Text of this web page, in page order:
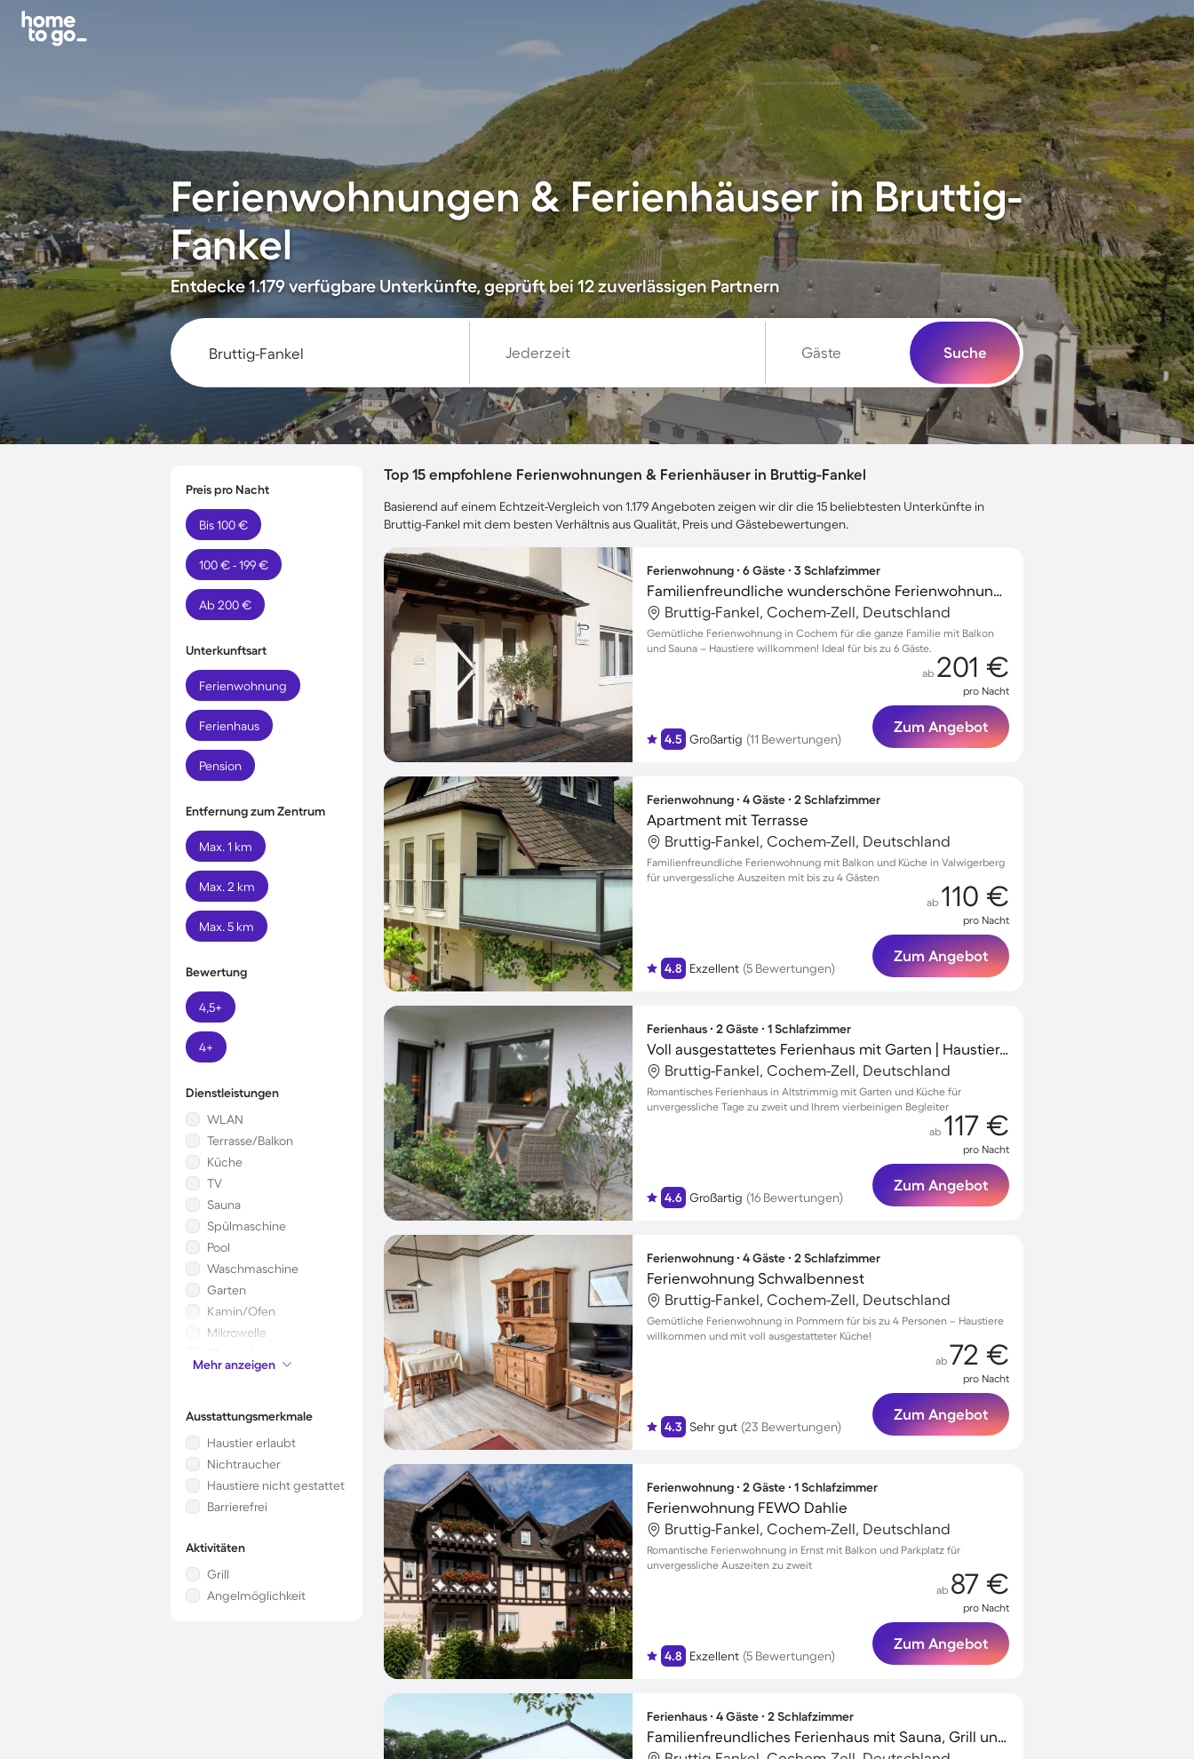
Ferienwohnungen & Ferienhäuser in Bruttig-
Fankel
Entdecke 1.179 verfügbare Unterkünfte, geprüft bei 12 zuverlässigen Partnern
Jederzeit Gäste Suche
Preis pro Nacht
Bis 100 €
100 € - 199 €
Ab 200 €
Unterkunftsart
Ferienwohnung
Ferienhaus
Pension
Entfernung zum Zentrum
Max. 1 km
Max. 2 km
Max. 5 km
Bewertung
4,5+
4+
Dienstleistungen
WLAN
Terrasse/Balkon
Küche
TV
Sauna
Spülmaschine
Pool
Waschmaschine
Garten
Kamin/Ofen
Mikrowelle
Klimaanlage
Kinderbett
Mehr anzeigen
Ausstattungsmerkmale
Haustier erlaubt
Nichtraucher
Haustiere nicht gestattet
Barrierefrei
Aktivitäten
Grill
Angelmöglichkeit
Top 15 empfohlene Ferienwohnungen & Ferienhäuser in Bruttig-Fankel
Basierend auf einem Echtzeit-Vergleich von 1.179 Angeboten zeigen wir dir die 15 beliebtesten Unterkünfte in
Bruttig-Fankel mit dem besten Verhältnis aus Qualität, Preis und Gästebewertungen.
Ferienwohnung ∙ 6 Gäste ∙ 3 Schlafzimmer
Familienfreundliche wunderschöne Ferienwohnung mit Sauna | Gartenblick | Hunde erlaubt
Bruttig-Fankel, Cochem-Zell, Deutschland
Gemütliche Ferienwohnung in Cochem für die ganze Familie mit Balkon
und Sauna – Haustiere willkommen! Ideal für bis zu 6 Gäste.
4.5 Großartig (11 Bewertungen)
ab 201 €
pro Nacht
Zum Angebot
Ferienwohnung ∙ 4 Gäste ∙ 2 Schlafzimmer
Apartment mit Terrasse
Bruttig-Fankel, Cochem-Zell, Deutschland
Familienfreundliche Ferienwohnung mit Balkon und Küche in Valwigerberg
für unvergessliche Auszeiten mit bis zu 4 Gästen
4.8 Exzellent (5 Bewertungen)
ab 110 €
pro Nacht
Zum Angebot
Ferienhaus ∙ 2 Gäste ∙ 1 Schlafzimmer
Voll ausgestattetes Ferienhaus mit Garten | Haustiere sind willkommen
Bruttig-Fankel, Cochem-Zell, Deutschland
Romantisches Ferienhaus in Altstrimmig mit Garten und Küche für
unvergessliche Tage zu zweit und Ihrem vierbeinigen Begleiter
4.6 Großartig (16 Bewertungen)
ab 117 €
pro Nacht
Zum Angebot
Ferienwohnung ∙ 4 Gäste ∙ 2 Schlafzimmer
Ferienwohnung Schwalbennest
Bruttig-Fankel, Cochem-Zell, Deutschland
Gemütliche Ferienwohnung in Pommern für bis zu 4 Personen – Haustiere
willkommen und mit voll ausgestatteter Küche!
4.3 Sehr gut (23 Bewertungen)
ab 72 €
pro Nacht
Zum Angebot
Ferienwohnung ∙ 2 Gäste ∙ 1 Schlafzimmer
Ferienwohnung FEWO Dahlie
Bruttig-Fankel, Cochem-Zell, Deutschland
Romantische Ferienwohnung in Ernst mit Balkon und Parkplatz für
unvergessliche Auszeiten zu zweit
4.8 Exzellent (5 Bewertungen)
ab 87 €
pro Nacht
Zum Angebot
Ferienhaus ∙ 4 Gäste ∙ 2 Schlafzimmer
Familienfreundliches Ferienhaus mit Sauna, Grill und Garten